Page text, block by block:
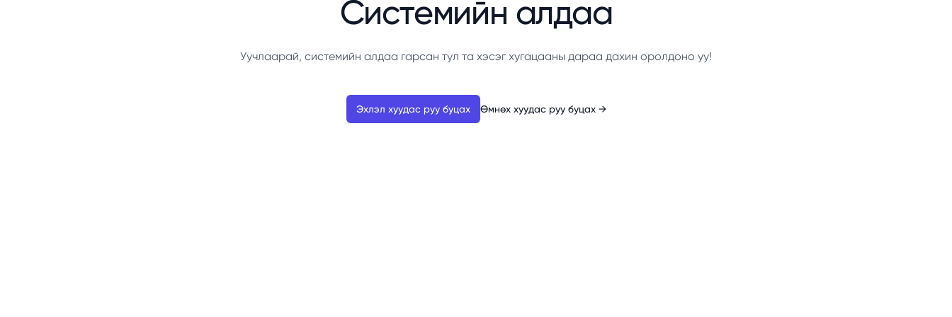
Системийн алдаа
Уучлаарай, системийн алдаа гарсан тул та хэсэг хугацааны дараа дахин оролдоно уу!
Эхлэл хуудас руу буцах Өмнөх хуудас руу буцах →